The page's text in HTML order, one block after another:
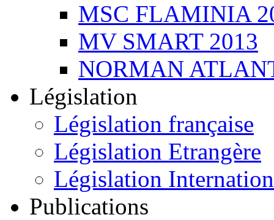
MSC FLAMINIA
MV SMART 2013
NORMAN
Législation
Législation française
Législation Etrangère
Législation
Publications